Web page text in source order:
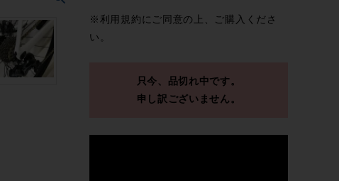
※利用規約にご同意の上、ご購入くださ
い。
只今、品切れ中です。
申し訳ございません。